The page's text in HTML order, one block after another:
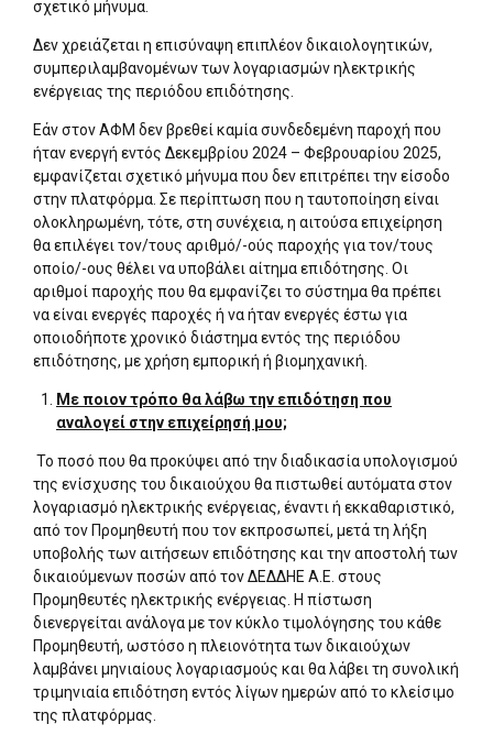
σχετικό μήνυμα.
Δεν χρειάζεται η επισύναψη επιπλέον δικαιολογητικών,
συμπεριλαμβανομένων των λογαριασμών ηλεκτρικής
ενέργειας της περιόδου επιδότησης.
Εάν στον ΑΦΜ δεν βρεθεί καμία συνδεδεμένη παροχή που
ήταν ενεργή εντός Δεκεμβρίου 2024 – Φεβρουαρίου 2025,
εμφανίζεται σχετικό μήνυμα που δεν επιτρέπει την είσοδο
στην πλατφόρμα. Σε περίπτωση που η ταυτοποίηση είναι
ολοκληρωμένη, τότε, στη συνέχεια, η αιτούσα επιχείρηση
θα επιλέγει τον/τους αριθμό/-ούς παροχής για τον/τους
οποίο/-ους θέλει να υποβάλει αίτημα επιδότησης. Οι
αριθμοί παροχής που θα εμφανίζει το σύστημα θα πρέπει
να είναι ενεργές παροχές ή να ήταν ενεργές έστω για
οποιοδήποτε χρονικό διάστημα εντός της περιόδου
επιδότησης, με χρήση εμπορική ή βιομηχανική.
Με ποιον τρόπο θα λάβω την επιδότηση που
αναλογεί στην επιχείρησή μου;
Το ποσό που θα προκύψει από την διαδικασία υπολογισμού
της ενίσχυσης του δικαιούχου θα πιστωθεί αυτόματα στον
λογαριασμό ηλεκτρικής ενέργειας, έναντι ή εκκαθαριστικό,
από τον Προμηθευτή που τον εκπροσωπεί, μετά τη λήξη
υποβολής των αιτήσεων επιδότησης και την αποστολή των
δικαιούμενων ποσών από τον ΔΕΔΔΗΕ Α.Ε. στους
Προμηθευτές ηλεκτρικής ενέργειας. Η πίστωση
διενεργείται ανάλογα με τον κύκλο τιμολόγησης του κάθε
Προμηθευτή, ωστόσο η πλειονότητα των δικαιούχων
λαμβάνει μηνιαίους λογαριασμούς και θα λάβει τη συνολική
τριμηνιαία επιδότηση εντός λίγων ημερών από το κλείσιμο
της πλατφόρμας.